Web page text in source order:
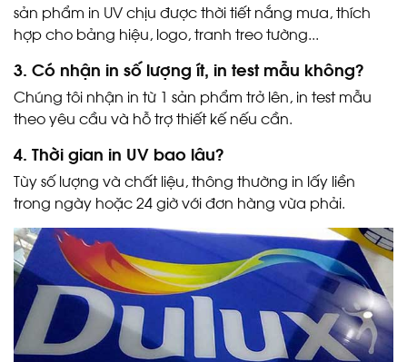
sản phẩm in UV chịu được thời tiết nắng mưa, thích
hợp cho bảng hiệu, logo, tranh treo tường...
3. Có nhận in số lượng ít, in test mẫu không?
Chúng tôi nhận in từ 1 sản phẩm trở lên, in test mẫu
theo yêu cầu và hỗ trợ thiết kế nếu cần.
4. Thời gian in UV bao lâu?
Tùy số lượng và chất liệu, thông thường in lấy liền
trong ngày hoặc 24 giờ với đơn hàng vừa phải.